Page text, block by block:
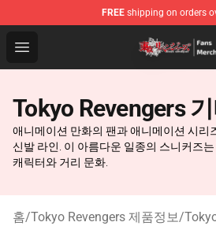
FREE shipping on orders
Open menu
Tokyo Revengers Store -
Tokyo Revengers
애니메이션 만화의 팬과 애니메이션 시리
신발 라인. 이 아름다운 일종의 스니커즈
캐릭터와 거리 문화.
홈/Tokyo Revengers 제품정보/